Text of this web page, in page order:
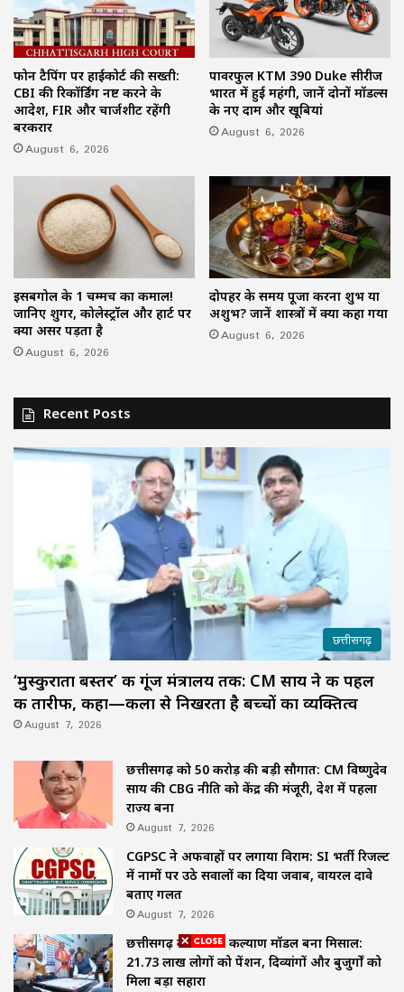
फोन टैपिंग पर हाईकोर्ट की सख्ती:
CBI की रिकॉर्डिंग नष्ट करने के
आदेश, FIR और चार्जशीट रहेंगी
बरकरार
August 6, 2026
पावरफुल KTM 390 Duke सीरीज
भारत में हुई महंगी, जानें दोनों मॉडल्स
के नए दाम और खूबियां
August 6, 2026
इसबगोल के 1 चम्मच का कमाल!
जानिए शुगर, कोलेस्ट्रॉल और हार्ट पर
क्या असर पड़ता है
August 6, 2026
दोपहर के समय पूजा करना शुभ या
अशुभ? जानें शास्त्रों में क्या कहा गया
August 6, 2026
Recent Posts
छत्तीसगढ़
‘मुस्कुराता बस्तर’ की गूंज मंत्रालय तक: CM साय ने की पहल
की तारीफ, कहा—कला से निखरता है बच्चों का व्यक्तित्व
August 7, 2026
छत्तीसगढ़ को 50 करोड़ की बड़ी सौगात: CM विष्णुदेव
साय की CBG नीति को केंद्र की मंजूरी, देश में पहला
राज्य बना
August 7, 2026
CGPSC ने अफवाहों पर लगाया विराम: SI भर्ती रिजल्ट
में नामों पर उठे सवालों का दिया जवाब, वायरल दावे
बताए गलत
August 7, 2026
छत्तीसगढ़ का समाज कल्याण मॉडल बना मिसाल:
21.73 लाख लोगों को पेंशन, दिव्यांगों और बुजुर्गों को
मिला बड़ा सहारा